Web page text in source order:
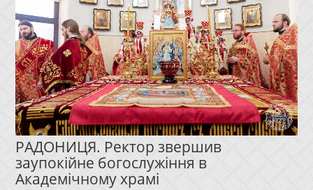
РАДОНИЦЯ. Ректор звершив
заупокійне богослужіння в
Академічному храмі